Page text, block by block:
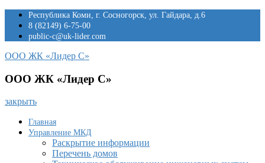
Перейти
содержимому
Республика Коми, г. Сосногорск, ул. Гайдара, д.6
8 (82149) 6-75-00
public-c@uk-lider.com
ООО ЖК «Лидер С»
ООО ЖК «Лидер С»
закрыть
Главная
Управление МКД
Раскрытие информации
Перечень домов